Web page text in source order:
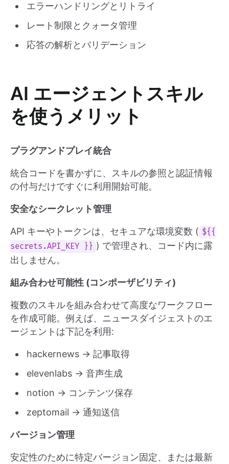
エラーハンドリングとリトライ
レート制限とクォータ管理
応答の解析とバリデーション
AI エージェントスキル
を使うメリット
プラグアンドプレイ統合
統合コードを書かずに、スキルの参照と認証情報
の付与だけですぐに利用開始可能。
安全なシークレット管理
API キーやトークンは、セキュアな環境変数 ( ${{
secrets.API_KEY }} ) で管理され、コード内に露
出しません。
組み合わせ可能性 (コンポーザビリティ)
複数のスキルを組み合わせて高度なワークフロー
を作成可能。例えば、ニュースダイジェストのエ
ージェントは下記を利用:
hackernews → 記事取得
elevenlabs → 音声生成
notion → コンテンツ保存
zeptomail → 通知送信
バージョン管理
安定性のために特定バージョン固定、または最新